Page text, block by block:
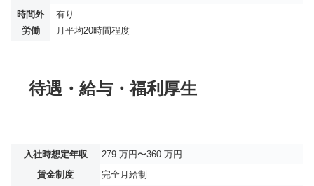
時間外
労働
有り
月平均20時間程度
待遇・給与・福利厚生
入社時想定年収
279 万円〜360 万円
賃金制度
完全月給制